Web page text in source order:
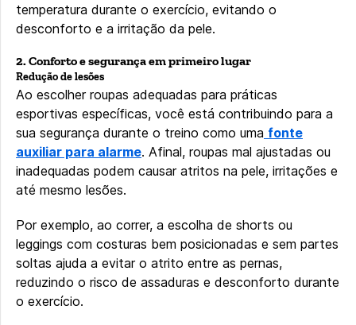
temperatura durante o exercício, evitando o
desconforto e a irritação da pele.
2. Conforto e segurança em primeiro lugar
Redução de lesões
Ao escolher roupas adequadas para práticas
esportivas específicas, você está contribuindo para a
sua segurança durante o treino como uma fonte
auxiliar para alarme. Afinal, roupas mal ajustadas ou
inadequadas podem causar atritos na pele, irritações e
até mesmo lesões.
Por exemplo, ao correr, a escolha de shorts ou
leggings com costuras bem posicionadas e sem partes
soltas ajuda a evitar o atrito entre as pernas,
reduzindo o risco de assaduras e desconforto durante
o exercício.